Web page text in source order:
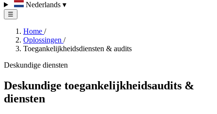
Nederlands ▾
☰
Home /
Oplossingen /
Toegankelijkheidsdiensten & audits
Deskundige diensten
Deskundige toegankelijkheidsaudits &
diensten